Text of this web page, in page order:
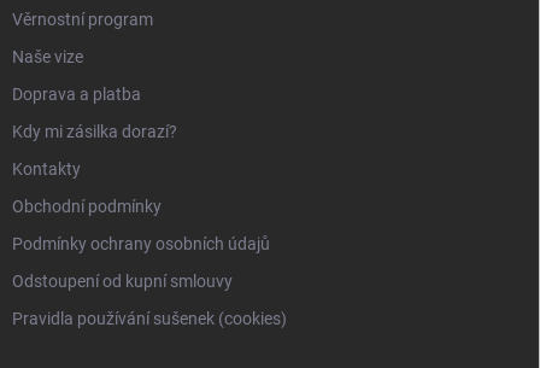
Věrnostní program
Naše vize
Doprava a platba
Kdy mi zásilka dorazí?
Kontakty
Obchodní podmínky
Podmínky ochrany osobních údajů
Odstoupení od kupní smlouvy
Pravidla používání sušenek (cookies)